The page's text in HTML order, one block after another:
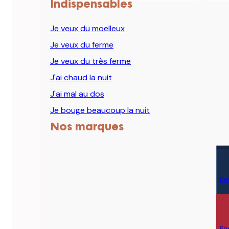
Indispensables
Je veux du moelleux
Je veux du ferme
Je veux du très ferme
J'ai chaud la nuit
J'ai mal au dos
Je bouge beaucoup la nuit
Nos marques